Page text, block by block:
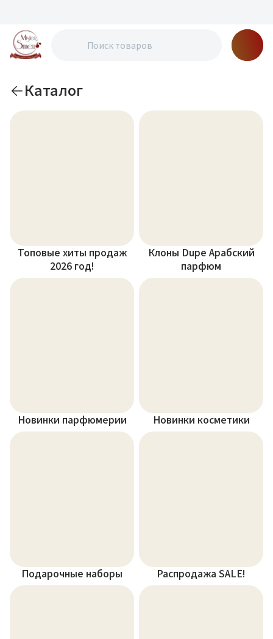
Каталог
Топовые хиты продаж
2026 год!
Клоны Dupe Арабский
парфюм
Новинки парфюмерии Новинки косметики
Подарочные наборы Распродажа SALE!